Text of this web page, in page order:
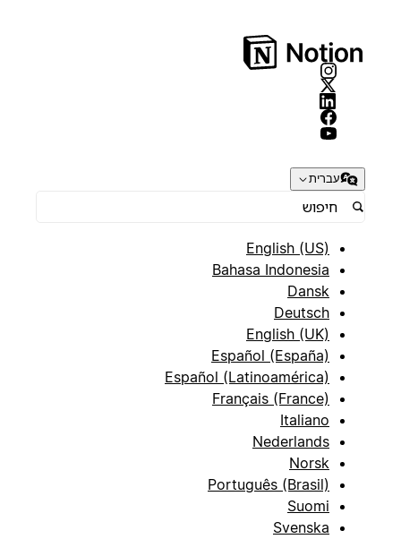
עברית
English (US)
Bahasa Indonesia
Dansk
Deutsch
English (UK)
Español (España)
Español (Latinoamérica)
Français (France)
Italiano
Nederlands
Norsk
Português (Brasil)
Suomi
Svenska